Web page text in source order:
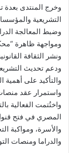
وخرج المنتدى بعدة
التشريعية
وضبط المعالجة
ومواجهة ظاهرة
ونشر الثقافة
ودعم تحديث
والتأكيد على أهمية
واستمرار عقد
واختُتمت الفعالية
المصري في فتح
والأسرة، ومواكبة
والدراما ومنصات